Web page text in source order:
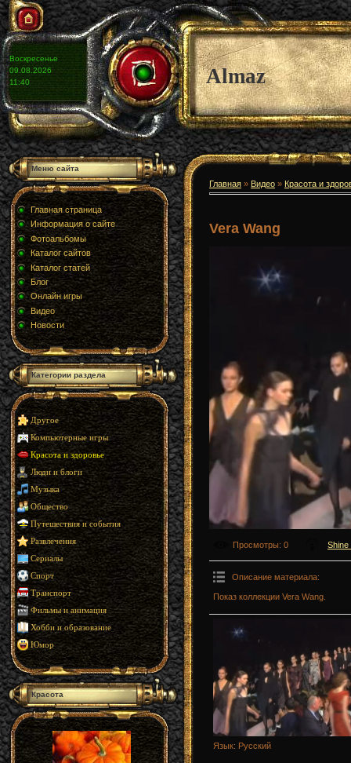
Воскресенье
09.08.2026
11:40
Almaz
Меню сайта
Главная страница
Информация о сайте
Фотоальбомы
Каталог сайтов
Каталог статей
Блог
Онлайн игры
Видео
Новости
Категории раздела
Другое
Компьютерные игры
Красота и здоровье
Люди и блоги
Музыка
Общество
Путешествия и события
Развлечения
Сериалы
Спорт
Транспорт
Фильмы и анимация
Хобби и образование
Юмор
Красота
Главная » Видео » Красота и
Vera Wang
Просмотры: 0 Shine
Описание материала:
Показ коллекции Vera Wang.
Язык: Русский